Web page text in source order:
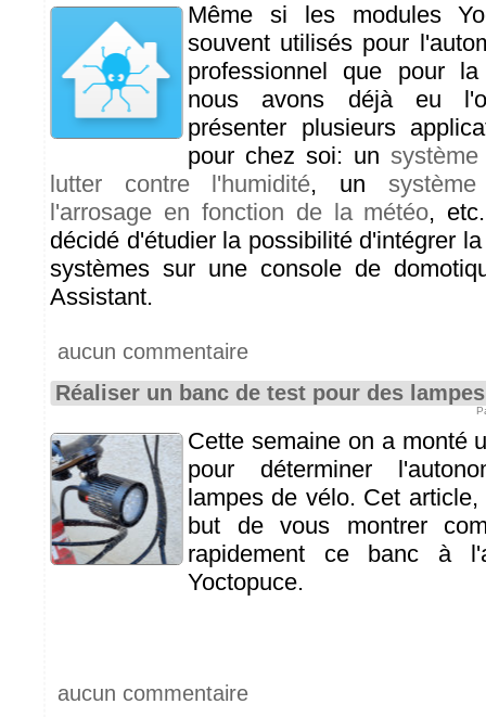
Même si les modules
souvent utilisés pour
professionnel que pour
nous avons déjà eu
présenter plusieurs
pour chez soi: un
lutter contre l'humidité, un
l'arrosage en fonction de la météo,
décidé d'étudier la possibilité d'intégrer
systèmes sur une console de
Assistant.
aucun commentaire
Réaliser un banc de test pour des
Cette semaine on a monté
pour déterminer
lampes de vélo. Cet
but de vous montrer
rapidement ce banc à
Yoctopuce.
aucun commentaire